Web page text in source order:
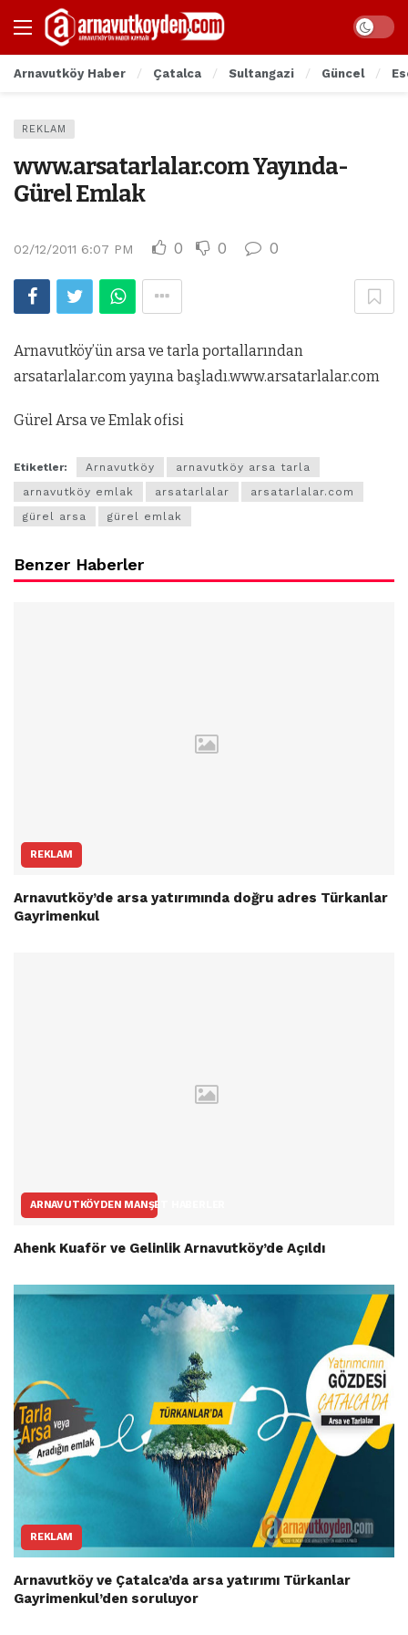
Arnavutköy Haber Çatalca Sultangazi Güncel
REKLAM
www.arsatarlalar.com Yayında-
Gürel Emlak
02/12/2011 6:07 PM 0 0 0
Arnavutköy’ün arsa ve tarla portallarından
arsatarlalar.com yayına başladı.www.arsatarlalar.com
Gürel Arsa ve Emlak ofisi
Etiketler: Arnavutköy
arnavutköy arsa tarla
arnavutköy emlak
arsatarlalar
arsatarlalar.com
gürel arsa
gürel emlak
Benzer Haberler
REKLAM
Arnavutköy’de arsa yatırımında doğru adres Türkanlar
Gayrimenkul
ARNAVUTKÖYDEN MANŞET HABERLER
Ahenk Kuaför ve Gelinlik Arnavutköy’de Açıldı
REKLAM
Arnavutköy ve Çatalca’da arsa yatırımı Türkanlar
Gayrimenkul’den soruluyor